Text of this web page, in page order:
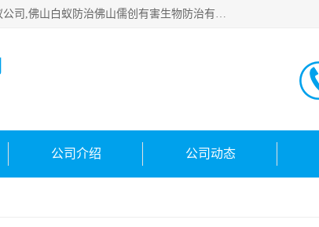
佛山白蚁防治公司,佛山白蚁防治哪家好,佛山杀虫公司,佛山除四害公司,佛山灭白蚁公司,佛山白蚁防治佛山儒创有害生物防治有限公司是一家佛山杀虫公司、佛山除四害公司、佛山灭白蚁公司、佛山白蚁防治公司，让您远离虫害困扰。要问佛山白蚁防治哪家好？佛山儒创有害生物防治有限公司全佛山、广州，正规公司，上门勘查，可靠，售后有保障。
公司介绍 公司动态